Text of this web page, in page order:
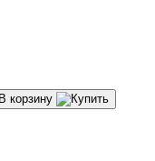
В корзину